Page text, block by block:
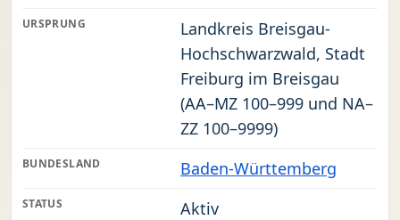
URSPRUNG
Landkreis Breisgau-
Hochschwarzwald, Stadt
Freiburg im Breisgau
(AA–MZ 100–999 und NA–
ZZ 100–9999)
BUNDESLAND Baden-Württemberg
STATUS Aktiv